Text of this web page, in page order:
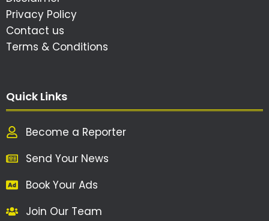
Privacy Policy
Contact us
Terms & Conditions
Quick Links
Become a Reporter
Send Your News
Book Your Ads
Join Our Team